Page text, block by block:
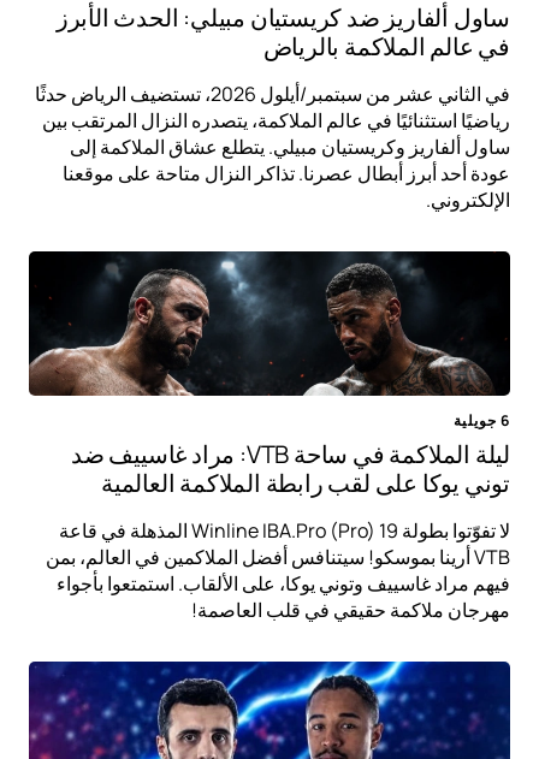
ساول ألفاريز ضد كريستيان مبيلي: الحدث الأبرز
في عالم الملاكمة بالرياض
في الثاني عشر من سبتمبر/أيلول 2026، تستضيف الرياض حدثًا
رياضيًا استثنائيًا في عالم الملاكمة، يتصدره النزال المرتقب بين
ساول ألفاريز وكريستيان مبيلي. يتطلع عشاق الملاكمة إلى
عودة أحد أبرز أبطال عصرنا. تذاكر النزال متاحة على موقعنا
الإلكتروني.
6 جويلية
ليلة الملاكمة في ساحة VTB: مراد غاسييف ضد
توني يوكا على لقب رابطة الملاكمة العالمية
لا تفوّتوا بطولة Winline IBA.Pro (Pro) 19 المذهلة في قاعة
VTB أرينا بموسكو! سيتنافس أفضل الملاكمين في العالم، بمن
فيهم مراد غاسييف وتوني يوكا، على الألقاب. استمتعوا بأجواء
مهرجان ملاكمة حقيقي في قلب العاصمة!